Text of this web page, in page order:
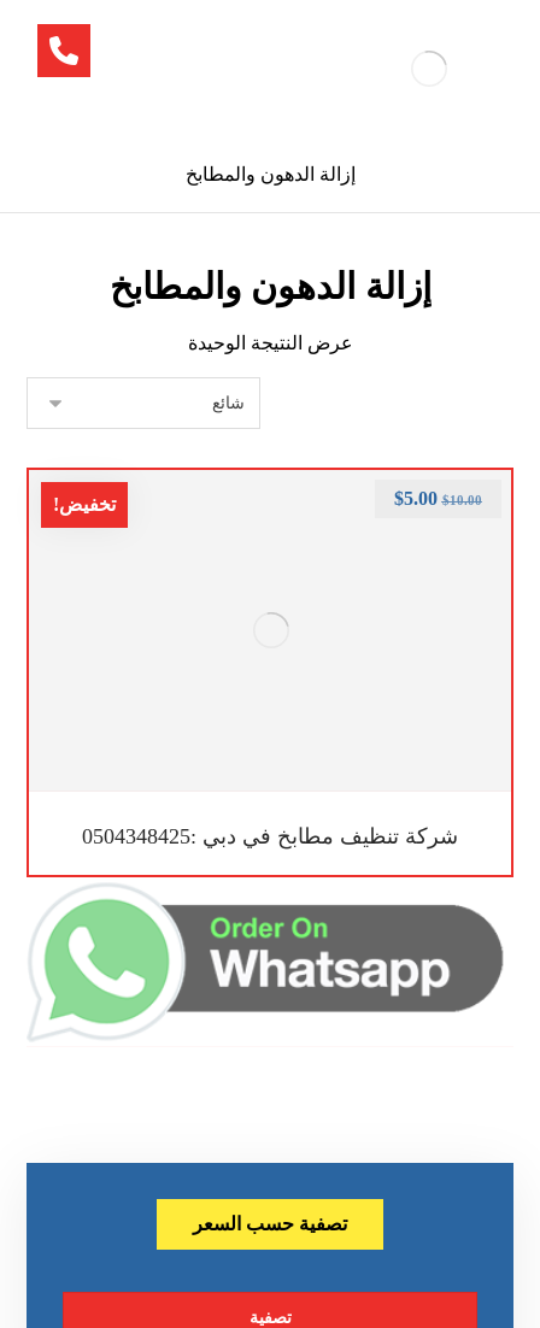
إزالة الدهون والمطابخ
إزالة الدهون والمطابخ
عرض النتيجة الوحيدة
تخفيض!
شركة تنظيف مطابخ في دبي :0504348425
$10.00
$5.00
تصفية حسب السعر
تصفية